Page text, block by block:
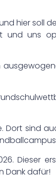
hier soll
und uns
Dort sind
Dieser
Dank dafür!